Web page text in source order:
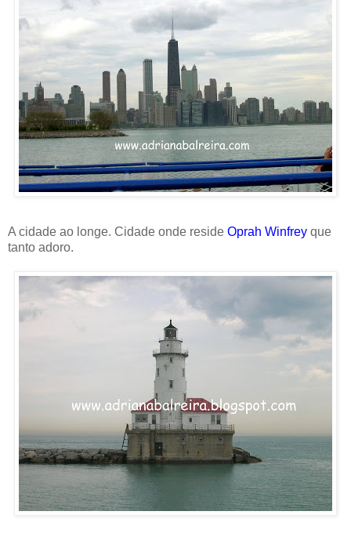
A cidade ao longe. Cidade onde reside Oprah Winfrey que
tanto adoro.